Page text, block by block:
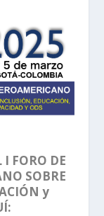
FORO DE
SOBRE
y